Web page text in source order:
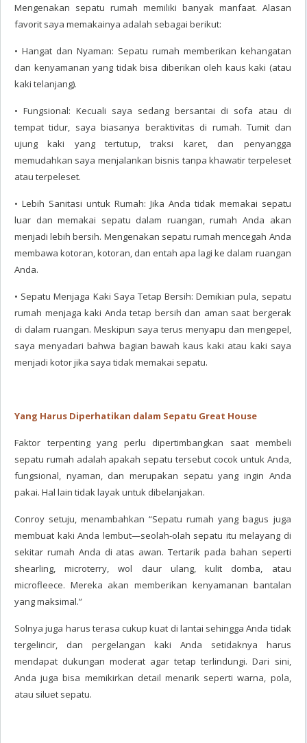
Mengenakan sepatu rumah memiliki banyak manfaat. Alasan
favorit saya memakainya adalah sebagai berikut:
• Hangat dan Nyaman: Sepatu rumah memberikan kehangatan
dan kenyamanan yang tidak bisa diberikan oleh kaus kaki (atau
kaki telanjang).
• Fungsional: Kecuali saya sedang bersantai di sofa atau di
tempat tidur, saya biasanya beraktivitas di rumah. Tumit dan
ujung kaki yang tertutup, traksi karet, dan penyangga
memudahkan saya menjalankan bisnis tanpa khawatir terpeleset
atau terpeleset.
• Lebih Sanitasi untuk Rumah: Jika Anda tidak memakai sepatu
luar dan memakai sepatu dalam ruangan, rumah Anda akan
menjadi lebih bersih. Mengenakan sepatu rumah mencegah Anda
membawa kotoran, kotoran, dan entah apa lagi ke dalam ruangan
Anda.
• Sepatu Menjaga Kaki Saya Tetap Bersih: Demikian pula, sepatu
rumah menjaga kaki Anda tetap bersih dan aman saat bergerak
di dalam ruangan. Meskipun saya terus menyapu dan mengepel,
saya menyadari bahwa bagian bawah kaus kaki atau kaki saya
menjadi kotor jika saya tidak memakai sepatu.
Yang Harus Diperhatikan dalam Sepatu Great House
Faktor terpenting yang perlu dipertimbangkan saat membeli
sepatu rumah adalah apakah sepatu tersebut cocok untuk Anda,
fungsional, nyaman, dan merupakan sepatu yang ingin Anda
pakai. Hal lain tidak layak untuk dibelanjakan.
Conroy setuju, menambahkan “Sepatu rumah yang bagus juga
membuat kaki Anda lembut—seolah-olah sepatu itu melayang di
sekitar rumah Anda di atas awan. Tertarik pada bahan seperti
shearling, microterry, wol daur ulang, kulit domba, atau
microfleece. Mereka akan memberikan kenyamanan bantalan
yang maksimal.”
Solnya juga harus terasa cukup kuat di lantai sehingga Anda tidak
tergelincir, dan pergelangan kaki Anda setidaknya harus
mendapat dukungan moderat agar tetap terlindungi. Dari sini,
Anda juga bisa memikirkan detail menarik seperti warna, pola,
atau siluet sepatu.